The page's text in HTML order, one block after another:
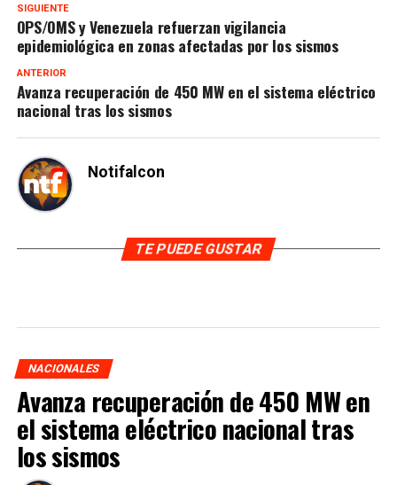
SIGUIENTE
OPS/OMS y Venezuela refuerzan vigilancia
epidemiológica en zonas afectadas por los sismos
ANTERIOR
Avanza recuperación de 450 MW en el sistema eléctrico
nacional tras los sismos
Notifalcon
TE PUEDE GUSTAR
NACIONALES
Avanza recuperación de 450 MW en
el sistema eléctrico nacional tras
los sismos